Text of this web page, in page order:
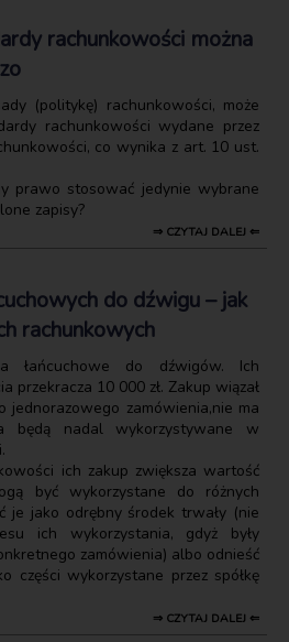
rachunkowości można
(politykę) rachunkowości, może
rachunkowości wydane przez
co wynika z art. 10 ust.
prawo stosować jedynie wybrane
zapisy?
⇒ CZYTAJ DALEJ ⇐
do dźwigu – jak
rachunkowych
łańcuchowe do dźwigów. Ich
przekracza 10 000 zł. Zakup wiązał
jednorazowego zamówienia,nie ma
będą nadal wykorzystywane w
ich zakup zwiększa wartość
być wykorzystane do różnych
je jako odrębny środek trwały (nie
ich wykorzystania, gdyż były
zamówienia) albo odnieść
części wykorzystane przez spółkę
⇒ CZYTAJ DALEJ ⇐